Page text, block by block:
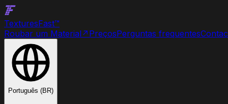
TexturesFast™
Roubar um Material↗ PreçosPerguntas frequentes
Português (BR)